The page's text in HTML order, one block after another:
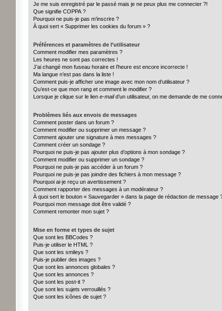
Je me suis enregistré par le passé mais je ne peux plus me connecter ?!
Que signifie COPPA ?
Pourquoi ne puis-je pas m’inscrire ?
À quoi sert « Supprimer les cookies du forum » ?
Préférences et paramètres de l’utilisateur
Comment modifier mes paramètres ?
Les heures ne sont pas correctes !
J’ai changé mon fuseau horaire et l’heure est encore incorrecte !
Ma langue n’est pas dans la liste !
Comment puis-je afficher une image avec mon nom d’utilisateur ?
Qu’est-ce que mon rang et comment le modifier ?
Lorsque je clique sur le lien e-maild’un utilisateur, on me demande de me
Problèmes liés aux envois de messages
Comment poster dans un forum ?
Comment modifier ou supprimer un message ?
Comment ajouter une signature à mes messages ?
Comment créer un sondage ?
Pourquoi ne puis-je pas ajouter plus d’options à mon sondage ?
Comment modifier ou supprimer un sondage ?
Pourquoi ne puis-je pas accéder à un forum ?
Pourquoi ne puis-je pas joindre des fichiers à mon message ?
Pourquoi ai-je reçu un avertissement ?
Comment rapporter des messages à un modérateur ?
À quoi sert le bouton « Sauvegarder » dans la page de rédaction de message
Pourquoi mon message doit être validé ?
Comment remonter mon sujet ?
Mise en forme et types de sujet
Que sont les BBCodes ?
Puis-je utiliser le HTML ?
Que sont les smileys ?
Puis-je publier des images ?
Que sont les annonces globales ?
Que sont les annonces ?
Que sont les post-it ?
Que sont les sujets verrouillés ?
Que sont les icônes de sujet ?